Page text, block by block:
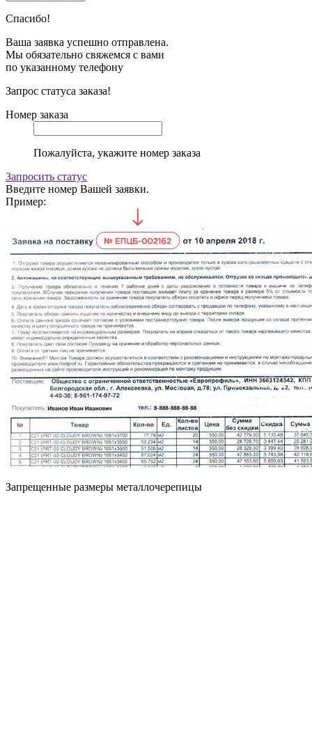
Спасибо!
Ваша заявка успешно отправлена.
Мы обязательно свяжемся с вами
по указанному телефону
Запрос статуса заказа!
Номер заказа
Пожалуйста, укажите номер заказа
Запросить статус
Введите номер Вашей заявки.
Пример:
Запрещенные размеры металлочерепицы